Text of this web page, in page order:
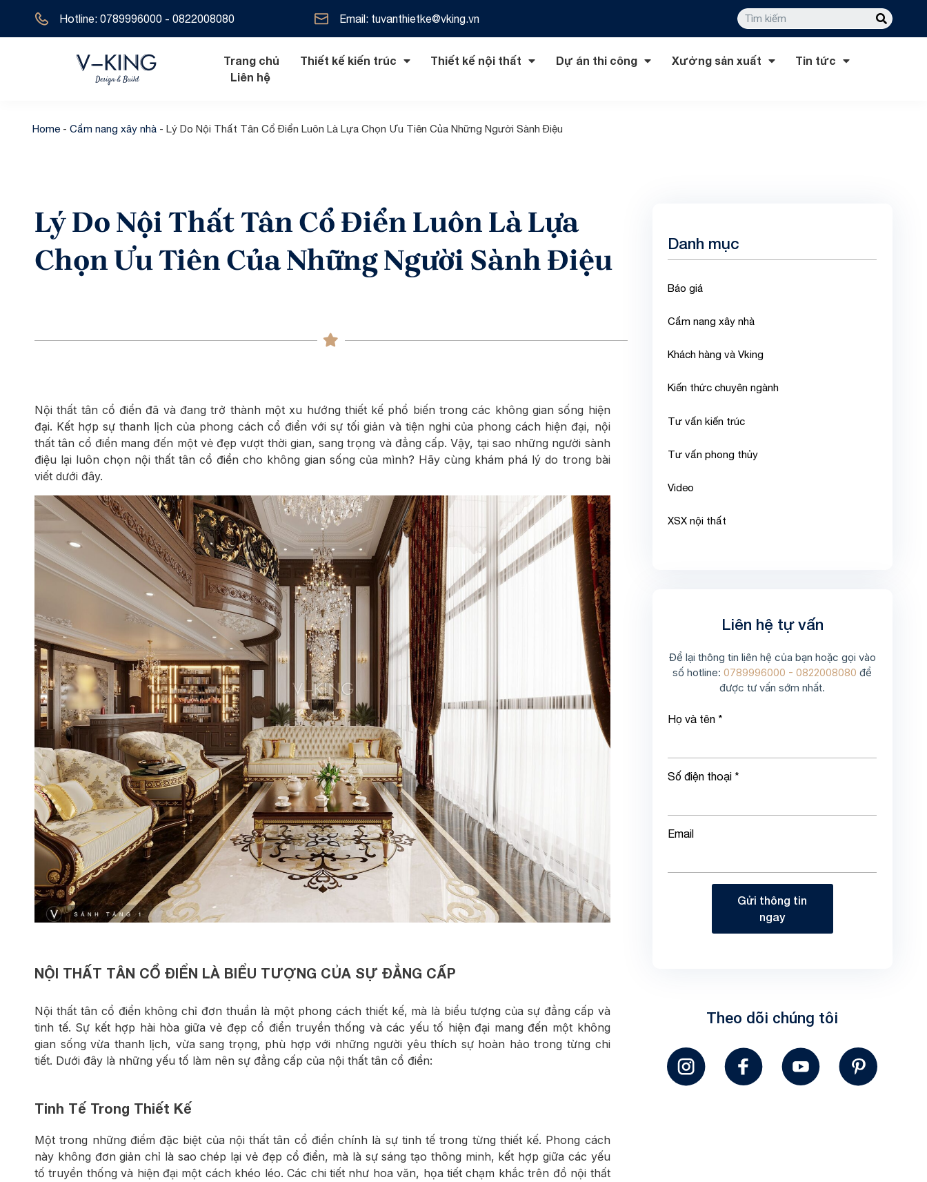
Hotline: 0789996000 - 0822008080 Email: tuvanthietke@vking.vn
Trang chủ Thiết kế kiến trúc
Biệt thự cổ điển
Biệt thự địa trung hải
Biệt thự 1 tầng
Thiết kế khách sạn
Thiết kế văn phòng
Thiết kế nhà hàng
Thiết kế nội thất
Nội thất cổ điển Nội thất phòng ngủ Nội thất chung cư
Dự án thi công Xưởng sản xuất
Tin tức
Liên hệ
Home- Cẩm nang xây nhà- Lý Do Nội Thất Tân Cổ Điển Luôn Là Lựa Chọn Ưu Tiên Của Những Người Sành Điệu
Lý Do Nội Thất Tân Cổ Điển Luôn Là Lựa
Chọn Ưu Tiên Của Những Người Sành Điệu
Nội thất tân cổ điển đã và đang trở thành một xu hướng thiết kế phổ biến trong các không gian sống hiện
đại. Kết hợp sự thanh lịch của phong cách cổ điển với sự tối giản và tiện nghi của phong cách hiện đại, nội
thất tân cổ điển mang đến một vẻ đẹp vượt thời gian, sang trọng và đẳng cấp. Vậy, tại sao những người sành
điệu lại luôn chọn nội thất tân cổ điển cho không gian sống của mình? Hãy cùng khám phá lý do trong bài
viết dưới đây.
NỘI THẤT TÂN CỔ ĐIỂN LÀ BIỂU TƯỢNG CỦA SỰ ĐẲNG CẤP
Nội thất tân cổ điển không chỉ đơn thuần là một phong cách thiết kế, mà là biểu tượng của sự đẳng cấp và
tinh tế. Sự kết hợp hài hòa giữa vẻ đẹp cổ điển truyền thống và các yếu tố hiện đại mang đến một không
gian sống vừa thanh lịch, vừa sang trọng, phù hợp với những người yêu thích sự hoàn hảo trong từng chi
tiết. Dưới đây là những yếu tố làm nên sự đẳng cấp của nội thất tân cổ điển:
Tinh Tế Trong Thiết Kế
Một trong những điểm đặc biệt của nội thất tân cổ điển chính là sự tinh tế trong từng thiết kế. Phong cách
này không đơn giản chỉ là sao chép lại vẻ đẹp cổ điển, mà là sự sáng tạo thông minh, kết hợp giữa các yếu
tố truyền thống và hiện đại một cách khéo léo. Các chi tiết như hoa văn, họa tiết chạm khắc trên đồ nội thất
Danh mục
Báo giá
Cẩm nang xây nhà
Khách hàng và Vking
Kiến thức chuyên ngành
Tư vấn kiến trúc
Tư vấn phong thủy
Video
XSX nội thất
Liên hệ tự vấn
Để lại thông tin liên hệ của bạn hoặc gọi vào
số hotline:0789996000 - 0822008080để
được tư vấn sớm nhất.
Họ và tên *
Số điện thoại *
Email
Gửi thông tin
ngay
Theo dõi chúng tôi